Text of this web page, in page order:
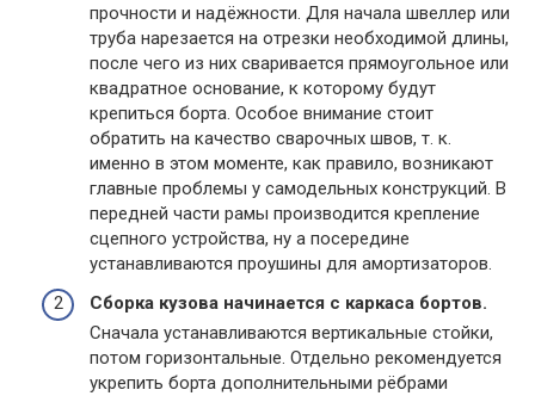
прочности и надёжности. Для начала швеллер или
труба нарезается на отрезки необходимой длины,
после чего из них сваривается прямоугольное или
квадратное основание, к которому будут
крепиться борта. Особое внимание стоит
обратить на качество сварочных швов, т. к.
именно в этом моменте, как правило, возникают
главные проблемы у самодельных конструкций. В
передней части рамы производится крепление
сцепного устройства, ну а посередине
устанавливаются проушины для амортизаторов.
Сборка кузова начинается с каркаса бортов.
Сначала устанавливаются вертикальные стойки,
потом горизонтальные. Отдельно рекомендуется
укрепить борта дополнительными рёбрами